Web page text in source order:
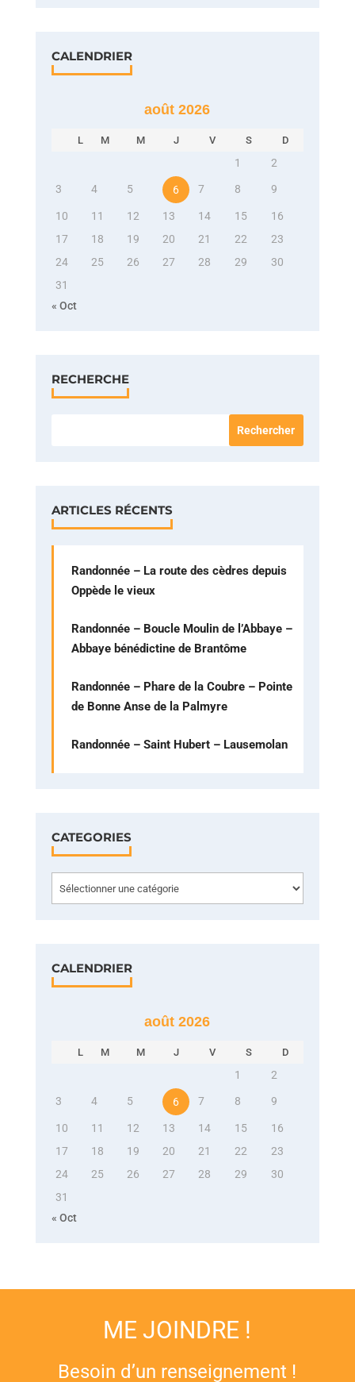
CALENDRIER
août 2026
L M M J V S D
1 2
3 4 5 6 7 8 9
10 11 12 13 14 15
16
17
18 19 20 21 22
23
24
25 26 27 28 29
30
31
« Oct
RECHERCHE
ARTICLES RÉCENTS
Randonnée – La route des cèdres depuis
Oppède le vieux
Randonnée – Boucle Moulin de l’Abbaye –
Abbaye bénédictine de Brantôme
Randonnée – Phare de la Coubre – Pointe
de Bonne Anse de la Palmyre
Randonnée – Saint Hubert – Lausemolan
CATEGORIES
CALENDRIER
août 2026
L M M J V S D
1 2
3 4 5 6 7 8 9
10 11 12 13 14 15
16
17
18 19 20 21 22
23
24
25 26 27 28 29
30
31
« Oct
ME JOINDRE !
Besoin d’un renseignement !